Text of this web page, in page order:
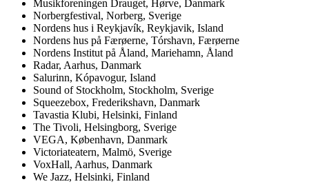
Musikforeningen Drauget, Hørve, Danmark
Norbergfestival, Norberg, Sverige
Nordens hus i Reykjavík, Reykjavik, Island
Nordens hus på Færøerne, Tórshavn, Færøerne
Nordens Institut på Åland, Mariehamn, Åland
Radar, Aarhus, Danmark
Salurinn, Kópavogur, Island
Sound of Stockholm, Stockholm, Sverige
Squeezebox, Frederikshavn, Danmark
Tavastia Klubi, Helsinki, Finland
The Tivoli, Helsingborg, Sverige
VEGA, København, Danmark
Victoriateatern, Malmö, Sverige
VoxHall, Aarhus, Danmark
We Jazz, Helsinki, Finland